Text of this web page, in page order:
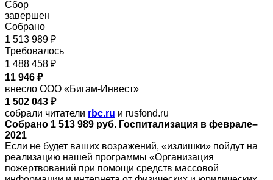
Сбор
завершен
Собрано
1 513 989 ₽
Требовалось
1 488 458 ₽
11 946 ₽
внесло ООО «Бигам-Инвест»
1 502 043 ₽
собрали читатели rbc.ru и rusfond.ru
Собрано 1 513 989 руб. Госпитализация в феврале–
2021
Если не будет ваших возражений, «излишки» пойдут на
реализацию нашей программы «Организация
пожертвований при помощи средств массовой